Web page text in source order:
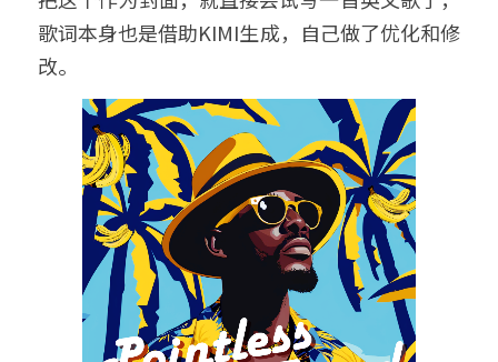
歌词本身也是借助KIMI生成，自己做了优化和修
改。